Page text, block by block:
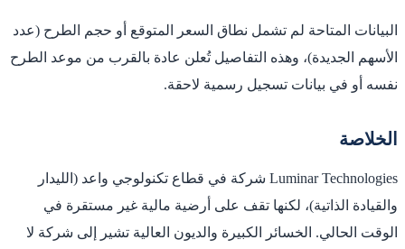
البيانات المتاحة لم تشمل نطاق السعر المتوقع أو حجم الطرح (عدد
الأسهم الجديدة)، وهذه التفاصيل تُعلن عادة بالقرب من موعد الطرح
نفسه أو في بيانات تسجيل رسمية لاحقة.
الخلاصة
Luminar Technologies شركة في قطاع تكنولوجي واعد (الليدار
والقيادة الذاتية)، لكنها تقف على أرضية مالية غير مستقرة في
الوقت الحالي. الخسائر الكبيرة والديون العالية تشير إلى شركة لا